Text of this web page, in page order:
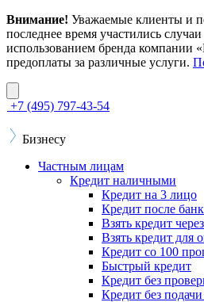
Внимание! Уважаемые клиенты и
последнее время участились
использованием бренда компании
предоплаты за различные услуги.
+7 (495) 797-43-54
Бизнесу
Частным лицам
Кредит наличными
Кредит на 3 лицо
Кредит после
Взять кредит
Взять кредит для
Кредит со 100
Быстрый кредит
Кредит без
Кредит без